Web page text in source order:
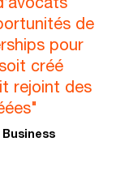
de
pour
créé
rejoint des